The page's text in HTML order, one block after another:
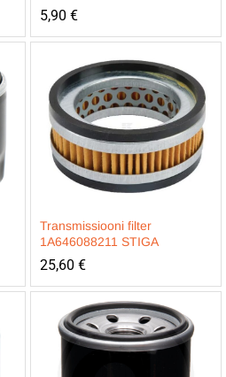
5,90 €
Transmissiooni filter
1A646088211 STIGA
25,60 €